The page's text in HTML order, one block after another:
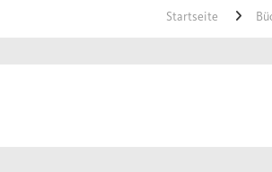
Startseite